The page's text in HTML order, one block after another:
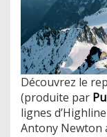
Découvrez le
(produite par
lignes
Antony Newton